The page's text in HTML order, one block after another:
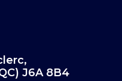
J6A 8B4